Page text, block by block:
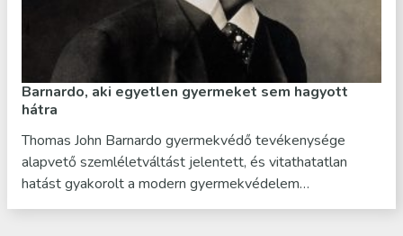
Barnardo, aki egyetlen gyermeket sem hagyott
hátra
Thomas John Barnardo gyermekvédő tevékenysége
alapvető szemléletváltást jelentett, és vitathatatlan
hatást gyakorolt a modern gyermekvédelem…